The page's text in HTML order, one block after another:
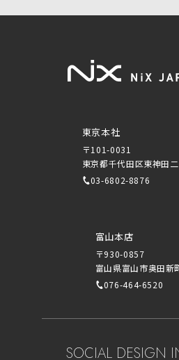
東京本社
〒101-0031
東京都千代田区東神田
03-6802-8876
富山本店
〒930-0857
富山県富山市奥田新
076-464-6520
SOCIAL DESIGN